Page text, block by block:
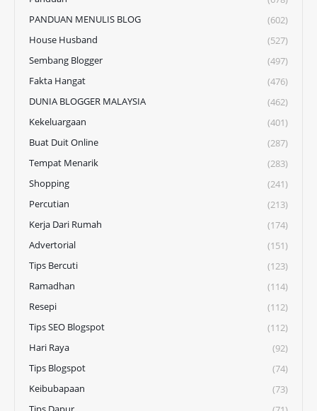
PANDUAN MENULIS BLOG
(602)
House Husband
(527)
Sembang Blogger
(497)
Fakta Hangat
(476)
DUNIA BLOGGER MALAYSIA
(462)
Kekeluargaan
(401)
Buat Duit Online
(287)
Tempat Menarik
(283)
Shopping
(241)
Percutian
(213)
Kerja Dari Rumah
(174)
Advertorial
(151)
Tips Bercuti
(123)
Ramadhan
(114)
Resepi
(112)
Tips SEO Blogspot
(112)
Hari Raya
(92)
Tips Blogspot
(74)
Keibubapaan
(73)